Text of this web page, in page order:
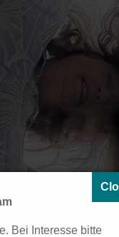
Bei Interesse bitte